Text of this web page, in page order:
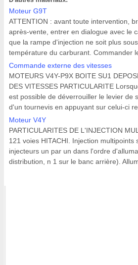
Moteur G9T
ATTENTION : avant toute intervention,
après-vente, entrer en dialogue avec le
que la rampe d'injection ne soit plus
température du carburant. Commander le
Commande externe des vitesses
MOTEURS V4Y-P9X BOITE SU1
DES VITESSES PARTICULARITE
est possible de déverrouiller le levier de
d'un tournevis en appuyant sur celui-ci
Moteur V4Y
PARTICULARITES DE L'INJECTION
121 voies HITACHI. Injection
injecteurs un par un dans l'ordre
distribution, n 1 sur le banc arrière).